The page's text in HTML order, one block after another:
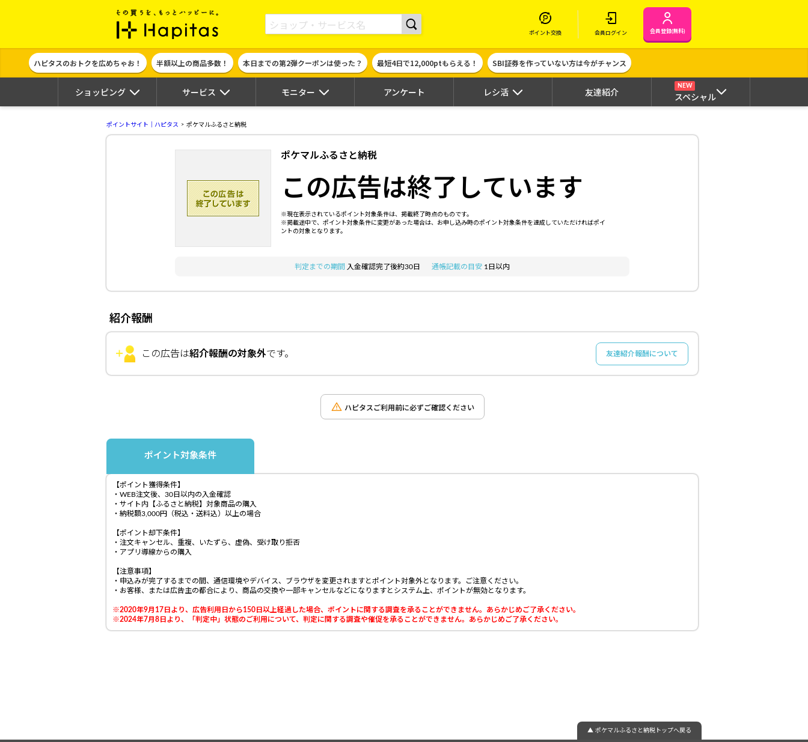
ポイント貯めて現金やギフト券に交換できるポイントサイト | ハピタス
ポイント交換 会員ログイン 会員登録(無料)
ハピタスのおトクを広めちゃお！ 半額以上の商品多数！ 本日までの第2弾クーポンは使った？ 最短4日で12,000ptもらえる！ SBI証券を作っていない方は今がチャンス
ショッピング サービス モニター アンケート レシ活 友達紹介
NEW
スペシャル
ポイントサイト｜ハピタス ポケマルふるさと納税
ポケマルふるさと納税
この広告は終了しています
※現在表示されているポイント対象条件は、掲載終了時点のものです。
※掲載途中で、ポイント対象条件に変更があった場合は、お申し込み時のポイント対象条件を達成していただければポイ
ントの対象となります。
判定までの期間 入金確認完了後約30日 通帳記載の目安 1日以内
紹介報酬
この広告は紹介報酬の対象外です。 友達紹介報酬について
ハピタスご利用前に必ずご確認ください
ポイント対象条件
【ポイント獲得条件】
・WEB注文後、30日以内の入金確認
・サイト内【ふるさと納税】対象商品の購入
・納税額3,000円（税込・送料込）以上の場合
【ポイント却下条件】
・注文キャンセル、重複、いたずら、虚偽、受け取り拒否
・アプリ導線からの購入
【注意事項】
・申込みが完了するまでの間、通信環境やデバイス、ブラウザを変更されますとポイント対象外となります。ご注意ください。
・お客様、または広告主の都合により、商品の交換や一部キャンセルなどになりますとシステム上、ポイントが無効となります。
※2020年9月17日より、広告利用日から150日以上経過した場合、ポイントに関する調査を承ることができません。あらかじめご了承ください。
※2024年7月8日より、「判定中」状態のご利用について、判定に関する調査や催促を承ることができません。あらかじめご了承ください。
▲ ポケマルふるさと納税トップへ戻る